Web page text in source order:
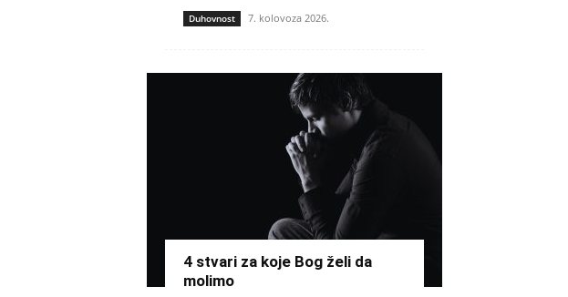
Duhovnost 7. kolovoza 2026.
4 stvari za koje Bog želi da
molimo